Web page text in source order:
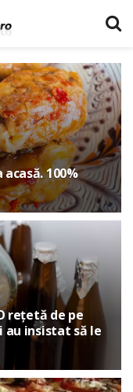
100%
rețetă de pe
au insistat să le